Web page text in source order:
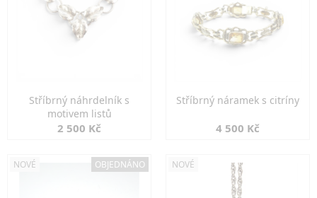
Stříbrný náhrdelník s
motivem listů
2 500 Kč
Stříbrný náramek s citríny
4 500 Kč
NOVÉ OBJEDNÁNO NOVÉ